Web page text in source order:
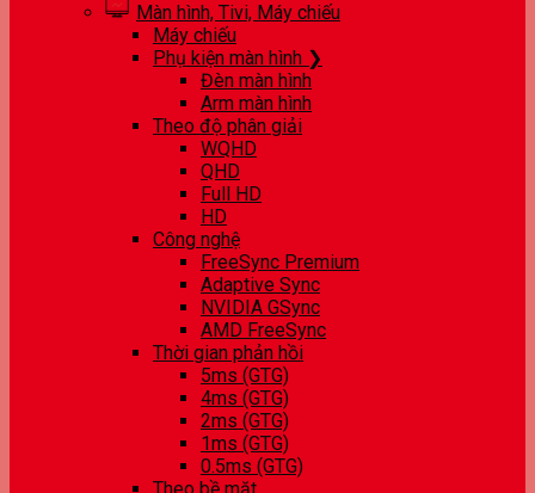
Màn hình, Tivi, Máy chiếu
Máy chiếu
Phụ kiện màn hình ❯
Đèn màn hình
Arm màn hình
Theo độ phân giải
WQHD
QHD
Full HD
HD
Công nghệ
FreeSync Premium
Adaptive Sync
NVIDIA GSync
AMD FreeSync
Thời gian phản hồi
5ms (GTG)
4ms (GTG)
2ms (GTG)
1ms (GTG)
0.5ms (GTG)